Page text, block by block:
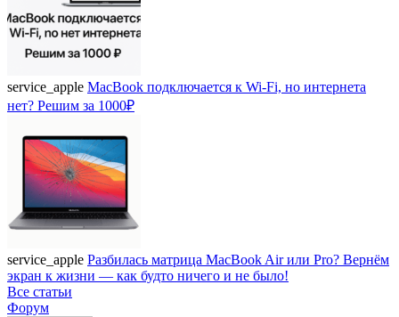
service_apple MacBook подключается к Wi-Fi, но интернета
нет? Решим за 1000₽
service_apple Разбилась матрица MacBook Air или Pro? Вернём
экран к жизни — как будто ничего и не было!
Все статьи
Форум